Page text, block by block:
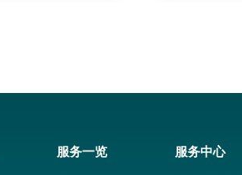
服务一览 服务中心